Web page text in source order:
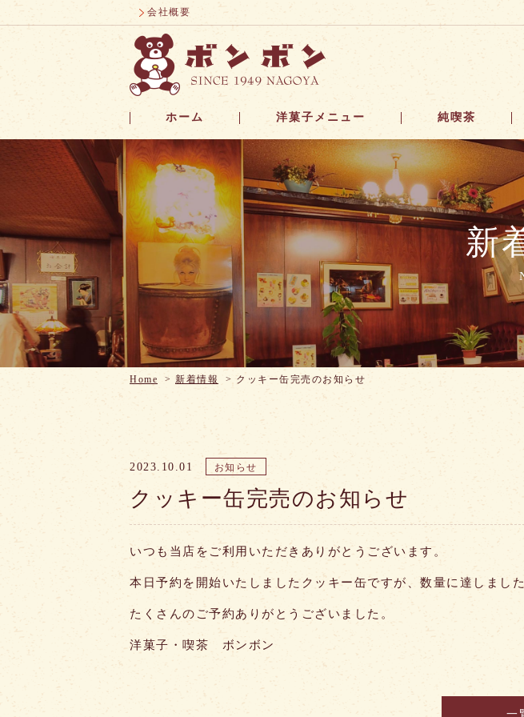
会社概要
ホーム 洋菓子メニュー 純喫茶
新
Home > 新着情報 > クッキー缶完売のお知らせ
2023.10.01 お知らせ
クッキー缶完売のお知らせ
いつも当店をご利用いただきありがとうございます。
本日予約を開始いたしましたクッキー缶ですが、数量に達しまし
たくさんのご予約ありがとうございました。
洋菓子・喫茶 ボンボン
一